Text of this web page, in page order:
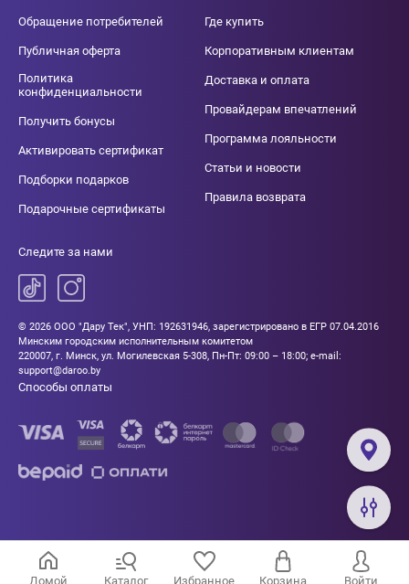
Обращение потребителей
Публичная оферта
Политика
конфиденциальности
Получить бонусы
Активировать сертификат
Подборки подарков
Подарочные сертификаты
Где купить
Корпоративным клиентам
Доставка и оплата
Провайдерам впечатлений
Программа лояльности
Статьи и новости
Правила возврата
Следите за нами
© 2026 ООО "Дару Тек", УНП: 192631946, зарегистрировано в ЕГР 07.04.2016
Минским городским исполнительным комитетом
220007, г. Минск, ул. Могилевская 5-308, Пн-Пт: 09:00 – 18:00; e-mail:
support@daroo.by
Способы оплаты
Домой Каталог Избранное Корзина Войти